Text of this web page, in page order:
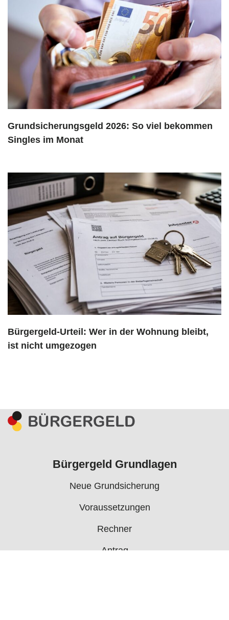
Grundsicherungsgeld 2026: So viel bekommen
Singles im Monat
Bürgergeld-Urteil: Wer in der Wohnung bleibt,
ist nicht umgezogen
Bürgergeld Grundlagen
Neue Grundsicherung
Voraussetzungen
Rechner
Antrag